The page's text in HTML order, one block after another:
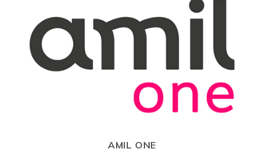
AMIL ONE